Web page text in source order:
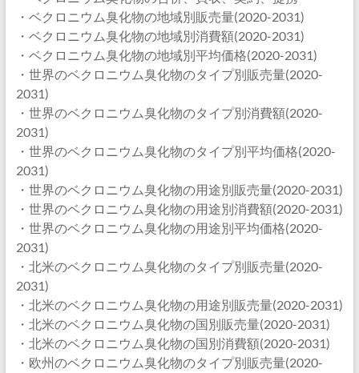
・ベクロニウム臭化物の地域別販売量(2020-2031)
・ベクロニウム臭化物の地域別消費額(2020-2031)
・ベクロニウム臭化物の地域別平均価格(2020-2031)
・世界のベクロニウム臭化物のタイプ別販売量(2020-
2031)
・世界のベクロニウム臭化物のタイプ別消費額(2020-
2031)
・世界のベクロニウム臭化物のタイプ別平均価格(2020-
2031)
・世界のベクロニウム臭化物の用途別販売量(2020-2031)
・世界のベクロニウム臭化物の用途別消費額(2020-2031)
・世界のベクロニウム臭化物の用途別平均価格(2020-
2031)
・北米のベクロニウム臭化物のタイプ別販売量(2020-
2031)
・北米のベクロニウム臭化物の用途別販売量(2020-2031)
・北米のベクロニウム臭化物の国別販売量(2020-2031)
・北米のベクロニウム臭化物の国別消費額(2020-2031)
・欧州のベクロニウム臭化物のタイプ別販売量(2020-